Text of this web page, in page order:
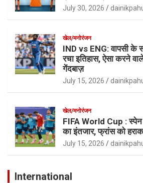
July 30, 2026
खेल/मनोरंजन
IND vs ENG: वापसी के
रचा इतिहास, ऐसा करने
गेंदबाज़
July 15, 2026
खेल/मनोरंजन
FIFA World Cup :
का इंतजार, फ्रांस को
July 15, 2026
International